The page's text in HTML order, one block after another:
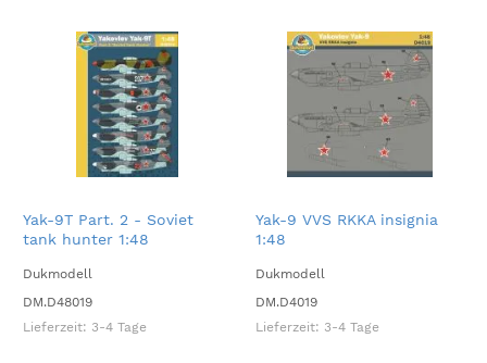
Yak-9T Part. 2 - Soviet
tank hunter 1:48
Dukmodell
DM.D48019
Lieferzeit: 3-4 Tage
Yak-9 VVS RKKA insignia
1:48
Dukmodell
DM.D4019
Lieferzeit: 3-4 Tage